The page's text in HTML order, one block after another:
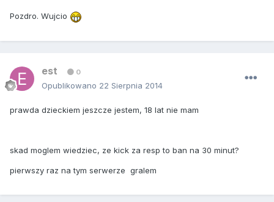
Pozdro. Wujcio
est 0
Opublikowano 22 Sierpnia 2014
prawda dzieckiem jeszcze jestem, 18 lat nie mam
skad moglem wiedziec, ze kick za resp to ban na 30 minut?
pierwszy raz na tym serwerze gralem